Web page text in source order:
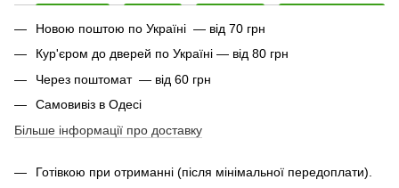
Новою поштою по Україні — від 70 грн
Кур'єром до дверей по Україні — від 80 грн
Через поштомат — від 60 грн
Самовивіз в Одесі
Більше інформації про доставку
Готівкою при отриманні (після мінімальної передоплати).